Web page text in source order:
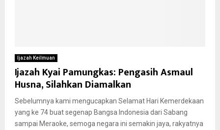
Ijazah Keilmuan
Ijazah Kyai Pamungkas: Pengasih Asmaul
Husna, Silahkan Diamalkan
Sebelumnya kami mengucapkan Selamat Hari Kemerdekaan
yang ke 74 buat segenap Bangsa Indonesia dari Sabang
sampai Meraoke, semoga negara ini semakin jaya, rakyatnya